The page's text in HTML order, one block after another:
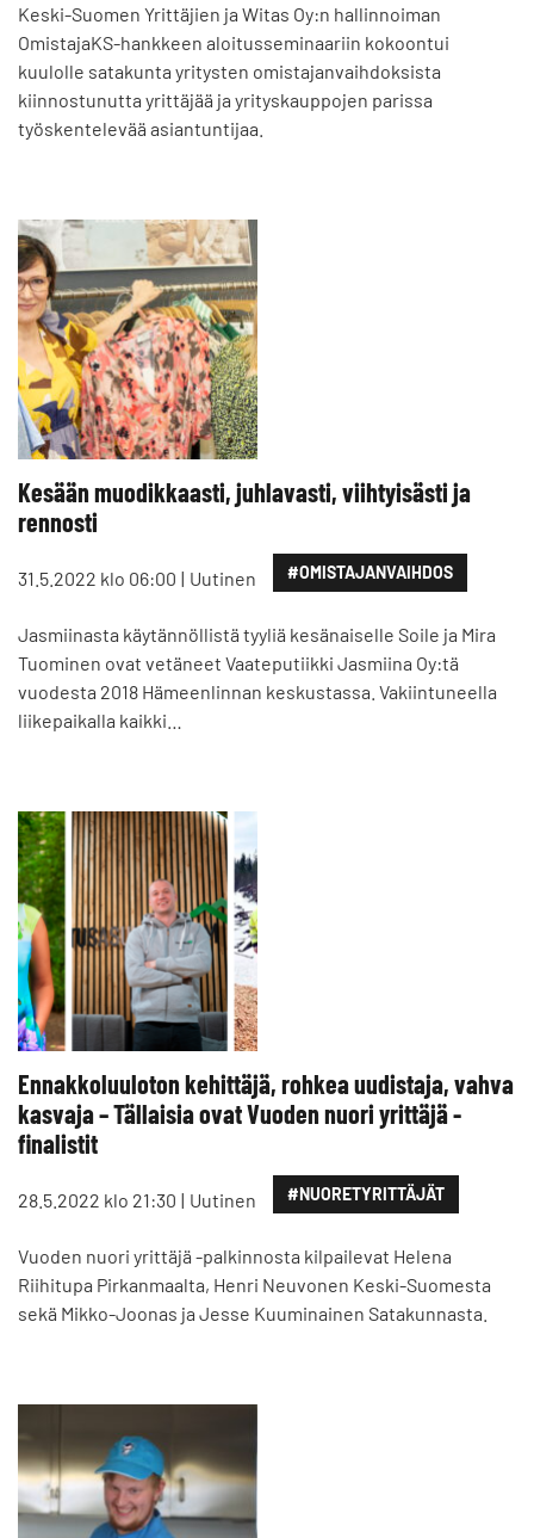
Keski-Suomen Yrittäjien ja Witas Oy:n hallinnoiman
OmistajaKS-hankkeen aloitusseminaariin kokoontui
kuulolle satakunta yritysten omistajanvaihdoksista
kiinnostunutta yrittäjää ja yrityskauppojen parissa
työskentelevää asiantuntijaa.
Kesään muodikkaasti, juhlavasti, viihtyisästi ja
rennosti
31.5.2022 klo 06:00 Uutinen #OMISTAJANVAIHDOS
Jasmiinasta käytännöllistä tyyliä kesänaiselle Soile ja Mira
Tuominen ovat vetäneet Vaateputiikki Jasmiina Oy:tä
vuodesta 2018 Hämeenlinnan keskustassa. Vakiintuneella
liikepaikalla kaikki…
Ennakkoluuloton kehittäjä, rohkea uudistaja, vahva
kasvaja – Tällaisia ovat Vuoden nuori yrittäjä -
finalistit
28.5.2022 klo 21:30 Uutinen #NUORETYRITTÄJÄT
Vuoden nuori yrittäjä -palkinnosta kilpailevat Helena
Riihitupa Pirkanmaalta, Henri Neuvonen Keski-Suomesta
sekä Mikko-Joonas ja Jesse Kuuminainen Satakunnasta.